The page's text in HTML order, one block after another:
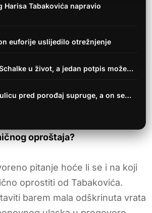
Harisa Tabakovića napravio
euforije uslijedilo otrežnjenje
u život, a jedan potpis može…
pred porođaj supruge, a on se…
oproštaja?
pitanje hoće li se i na koji
oprostiti od Tabakovića.
barem mala odškrinuta vrata